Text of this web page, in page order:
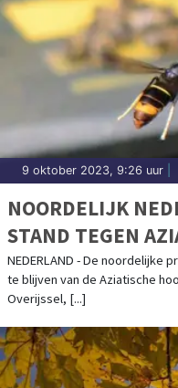
9 oktober 2023, 9:26 uur
NOORDELIJK
STAND TEGEN
NEDERLAND - De noordelijke
te blijven van de Aziatische
Overijssel, [...]